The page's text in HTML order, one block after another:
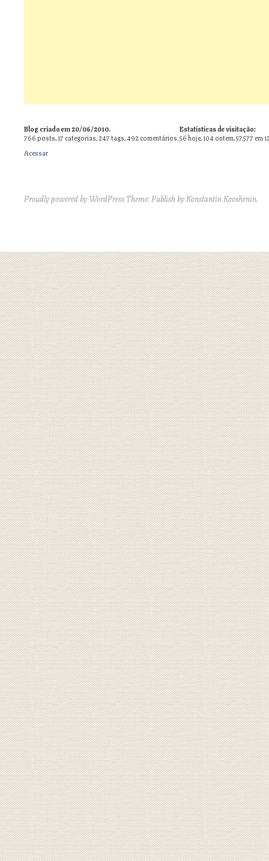
Blog criado em 20/06/2010.
766posts,17 categorias,247tags,492comentários.
Estatísticas de visitação:
56 hoje, 104 ontem, 57.577 em
Acessar
Proudly powered by WordPress Theme: Publish by Konstantin Kovshenin.